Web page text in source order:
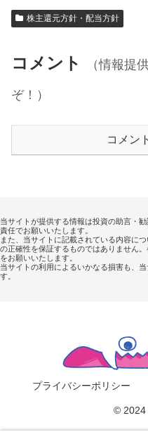
株主還元方針・配当方針
コメント
（情報提
ぞ！）
コメン
当サイトが提供する情報は投資の助言・
責任でお願いいたします。
また、当サイトに記載されている内容に
の正確性を保証するものではありません
をお願いいたします。
当サイトの利用によるいかなる損害も、
す。
プライバシーポリシー
© 2024